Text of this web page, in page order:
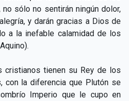
sólo no sentirán ningún dolor,
y darán gracias a Dios de
a la inefable calamidad de los
cristianos tienen su Rey de los
con la diferencia que Plutón se
Imperio que le cupo en